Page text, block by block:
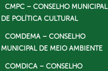
CMPC – CONSELHO MUNICIPAL
DE POLÍTICA CULTURAL
COMDEMA – CONSELHO
MUNICIPAL DE MEIO AMBIENTE
COMDICA – CONSELHO